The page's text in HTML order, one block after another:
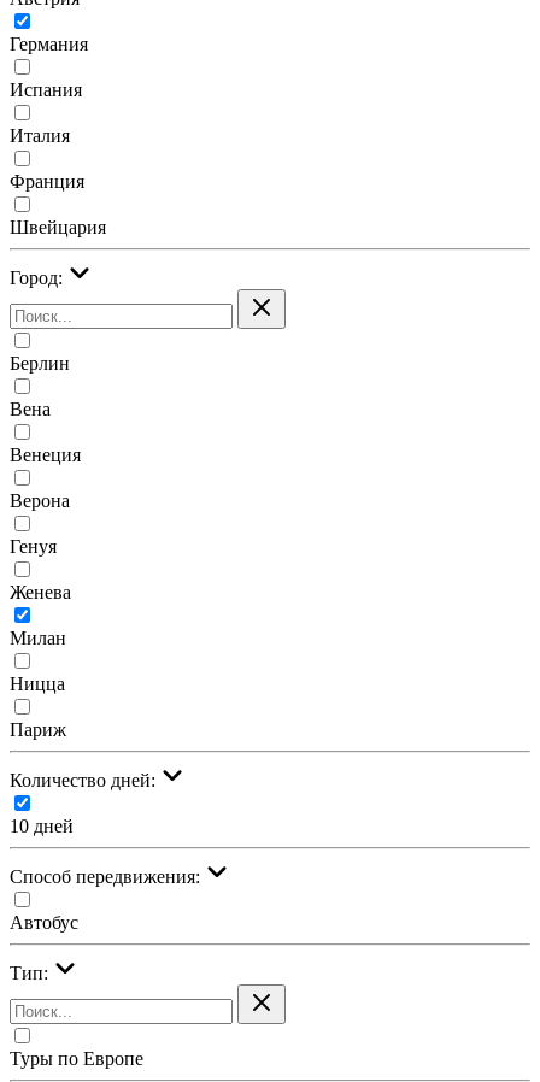
Германия
Испания
Италия
Франция
Швейцария
Город:
Берлин
Вена
Венеция
Верона
Генуя
Женева
Милан
Ницца
Париж
Количество дней:
10 дней
Cпособ передвижения:
Автобус
Тип:
Туры по Европе